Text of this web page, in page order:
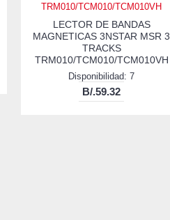
LECTOR DE BANDAS
MAGNETICAS 3NSTAR MSR 3
TRACKS
TRM010/TCM010/TCM010VH
Disponibilidad: 7
B/.59.32